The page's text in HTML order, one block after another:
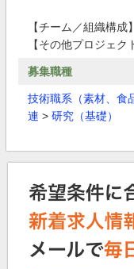
【チーム／組織構成】
【その他プロジェク
募集職種
技術職系（素材、食
連 > 研究（基礎）